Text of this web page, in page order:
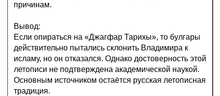
причинам.
Вывод:
Если опираться на «Джагфар Тарихы», то булгары
действительно пытались склонить Владимира к
исламу, но он отказался. Однако достоверность этой
летописи не подтверждена академической наукой.
Основным источником остаётся русская летописная
традиция.